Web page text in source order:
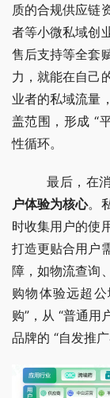
质的合规供应链
者等小微私域创
售后支持等全套
力，就能在自己
业者的私域流量
盖范围，形成 “
性循环。
最后，在消
户体验为核心。
时收集用户的使
打造更贴合用户
障，如物流查询
购物体验远超
购”，从 “普通用
品牌的 “自发推